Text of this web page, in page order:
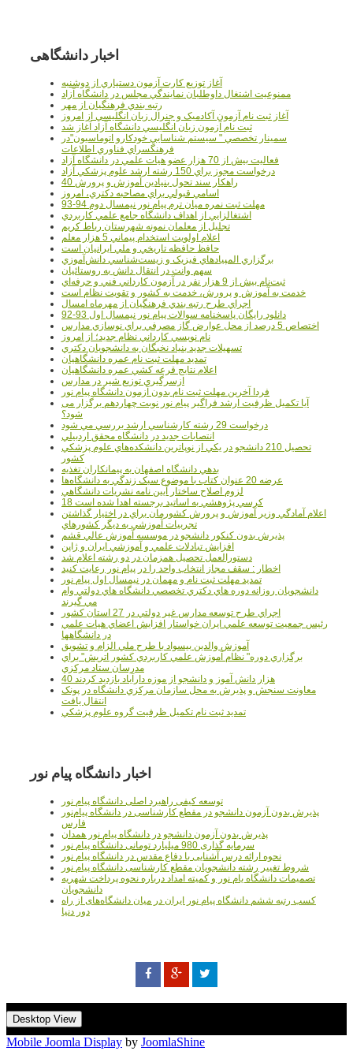
اخبار دانشگاهی
آغاز توزيع کارت آزمون دستياري از دوشنبه
ممنوعيت اشتغال داوطلبان نمايندگي مجلس در دانشگاه آزاد
رتبه بندي فرهنگيان از مهر
آغاز ثبت نام آزمون آکادميک و جنرال زبان انگليسي از امروز
ثبت نام آزمون زبان انگليسي دانشگاه آزاد آغاز شد
سمينار تخصصي " سيستم شناسايي خودکارو اتوماسيون"در
فرهنگسراي فناوري اطلاعات
فعاليت بيش از 70 هزار عضو هيات علمي در دانشگاه آزاد
درخواست مجوز براي 150 رشته ارشد علوم پزشکي آزاد
40 راهکار سند تحول بنيادين آموزش و پرورش
اسامي قبولي براي مصاحبه دکتري، امروز
مهلت ثبت نمره میان ترم پیام نور نیمسال دوم 94-93
اشتغالزايي از اهداف دانشگاه جامع علمي کاربردي
تجليل از معلمان نمونه شهرستان رباط کريم
اعلام اولويت استخدام پيماني 5 هزار معلم
حافظ حافظه تاريخي و ملي ايرانيان است
برگزاري المپيادهاي فيزيک و زيست‌شناسي دانش‌آموزي
سهم وانت در انتقال دانش به روستائيان
ثبت‌نام بيش از 9 هزار نفر در آزمون کارداني فني و حرفه‌اي
خدمت به آموزش و پرورش، خدمت به کشور و تقويت نظام است
اجراي طرح رتبه بندي فرهنگيان از مهرماه امسال
دانلود رایگان پاسخنامه سوالات پیام نور نیمسال اول 93-92
اختصاص 5 درصد از محل عوارض گاز مصرفي براي نوسازي مدارس
نام نويسي کارداني نظام جديد؛ از امروز
تسهيلات جديد بنياد نخبگان به دانشجويان دکتري
تمديد مهلت ثبت نام عمره دانشگاهيان
اعلام نتايج قرعه کشي عمره دانشگاهيان
ازسرگيري توزيع شير در مدارس
فردا آخرین مهلت ثبت نام بدون آزمون دانشگاه پیام نور
آیا تکمیل ظرفیت ارشد فراگیر پیام نور نوبت چهاردهم برگزار می
شود؟
درخواست 29 رشته کارشناسي ارشد بررسي مي شود
انتصابات جديد در دانشگاه محقق اردبيلي
تحصيل 210 دانشجو در يکي از نوپاترين دانشکده‌هاي علوم پزشکي
کشور
بدهي دانشگاه اصفهان به پيمانکاران تغذيه
عرضه 20 عنوان کتاب با موضوع سبک زندگي به دانشگاه‌ها
لزوم اصلاح ساختار آيين نامه نشريات دانشگاهي
18 کرسي پژوهشي به اساتيد برجسته اهدا شده است
اعلام آمادگي وزير آموزش و پرورش کشورمان براي در اختيار گذاشتن
تجربيات آموزشي به ديگر کشورهاي
پذيرش بدون کنکور دانشجو در موسسه آموزش عالي قشم
افزايش تبادلات علمي و آموزشي ايران و ژاپن
دستورالعمل تحصیل همزمان در دو رشته اعلام شد
اخطار : سقف مجاز انتخاب واحد را در پیام نور رعایت کنید
تمدید مهلت ثبت نام و مهمان در نیمسال اول پیام نور
دانشجويان روزانه دوره هاي دكتري تخصصي دانشگاه هاي دولتي وام
مي گيرند
اجراي طرح توسعه مدارس غير دولتي در 27 استان کشور
رئيس جمعيت توسعه علمي ايران خواستار افزايش اعضاي هيات علمي
در دانشگاهها
آموزش والدين بيسواد با طرح ملي الزام و تشويق
برگزاري دوره" نظام آموزش علمي كاربردي كشور اتريش" براي
مدرسان ستاد مرکزي
40 هزار دانش آموز و دانشجو از موزه دارآباد بازديد کردند
معاونت سنجش و پذيرش به محل سازمان مرکزي دانشگاه در پونک
انتقال يافت
تمديد ثبت نام تکميل ظرفيت گروه علوم پزشکي
اخبار دانشگاه پیام نور
توسعه کیفی راهبرد اصلی دانشگاه پیام نور
پذیرش بدون آزمون دانشجو در مقطع کارشناسی در دانشگاه پیام‌نور
فارس
پذیرش بدون آزمون دانشجو در دانشگاه پیام نور همدان
سرمایه گذاری 980 میلیارد تومانی دانشگاه پیام نور
نحوه ارائه درس آشنایی با دفاع مقدس در دانشگاه پیام نور
شروط تغییر رشته دانشجویان مقطع کارشناسی دانشگاه پیام نور
تصمیمات دانشگاه یام نور و کمیته امداد درباره نحوه پرداخت شهریه
دانشجویان
کسب رتبه ششم دانشگاه پیام نور ایران در میان دانشگاه‌های از راه
دور دنیا
Desktop View
Mobile Joomla Display by JoomlaShine